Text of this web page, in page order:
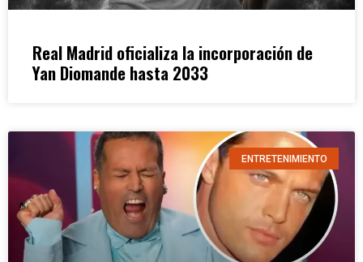
Real Madrid oficializa la incorporación de
Yan Diomande hasta 2033
ENTRETENIMIENTO